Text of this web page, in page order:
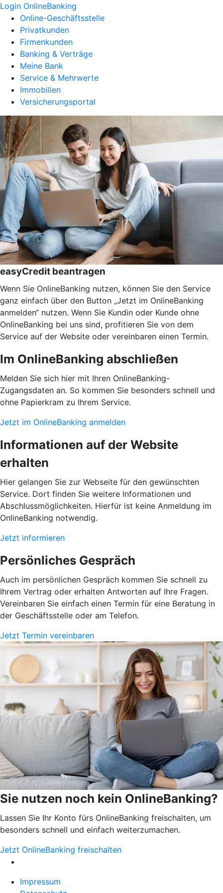
Login OnlineBanking
Online-Geschäftsstelle
Privatkunden
Firmenkunden
Banking & Verträge
Meine Bank
Service & Mehrwerte
Immobilien
Versicherungsportal
easyCredit beantragen
Wenn Sie OnlineBanking nutzen, können Sie den Service
ganz einfach über den Button „Jetzt im OnlineBanking
anmelden“ nutzen. Wenn Sie Kundin oder Kunde ohne
OnlineBanking bei uns sind, profitieren Sie von dem
Service auf der Website oder vereinbaren einen Termin.
Im OnlineBanking abschließen
Melden Sie sich hier mit Ihren OnlineBanking-
Zugangsdaten an. So kommen Sie besonders schnell und
ohne Papierkram zu Ihrem Service.
Jetzt im OnlineBanking anmelden
Informationen auf der Website
erhalten
Hier gelangen Sie zur Webseite für den gewünschten
Service. Dort finden Sie weitere Informationen und
Abschlussmöglichkeiten. Hierfür ist keine Anmeldung im
OnlineBanking notwendig.
Jetzt informieren
Persönliches Gespräch
Auch im persönlichen Gespräch kommen Sie schnell zu
Ihrem Vertrag oder erhalten Antworten auf Ihre Fragen.
Vereinbaren Sie einfach einen Termin für eine Beratung in
der Geschäftsstelle oder am Telefon.
Jetzt Termin vereinbaren
Sie nutzen noch kein OnlineBanking?
Lassen Sie Ihr Konto fürs OnlineBanking freischalten, um
besonders schnell und einfach weiterzumachen.
Jetzt OnlineBanking freischalten
Impressum